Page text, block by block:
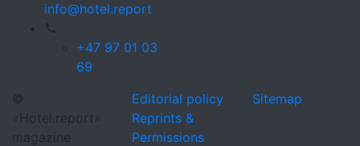
info@hotel.report
+47 97 01 03
69
©
«Hotel.report»
magazine
Editorial policy
Reprints &
Permissions
Sitemap